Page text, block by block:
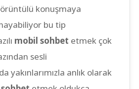
konuşmaya
bu tip
mobil sohbet etmek çok
sesli
yakınlarımızla anlık olarak